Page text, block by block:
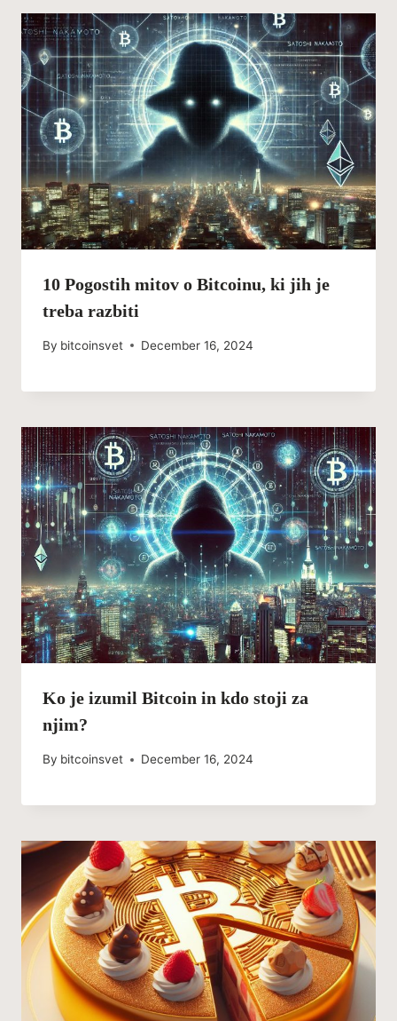
10 Pogostih mitov o Bitcoinu, ki jih je
treba razbiti
By bitcoinsvet December 16, 2024
Ko je izumil Bitcoin in kdo stoji za
njim?
By bitcoinsvet December 16, 2024